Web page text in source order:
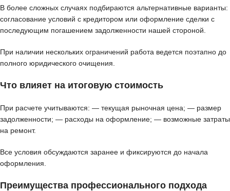
В более сложных случаях подбираются альтернативные варианты:
согласование условий с кредитором или оформление сделки с
последующим погашением задолженности нашей стороной.
При наличии нескольких ограничений работа ведется поэтапно до
полного юридического очищения.
Что влияет на итоговую стоимость
При расчете учитываются: — текущая рыночная цена; — размер
задолженности; — расходы на оформление; — возможные затраты
на ремонт.
Все условия обсуждаются заранее и фиксируются до начала
оформления.
Преимущества профессионального подхода